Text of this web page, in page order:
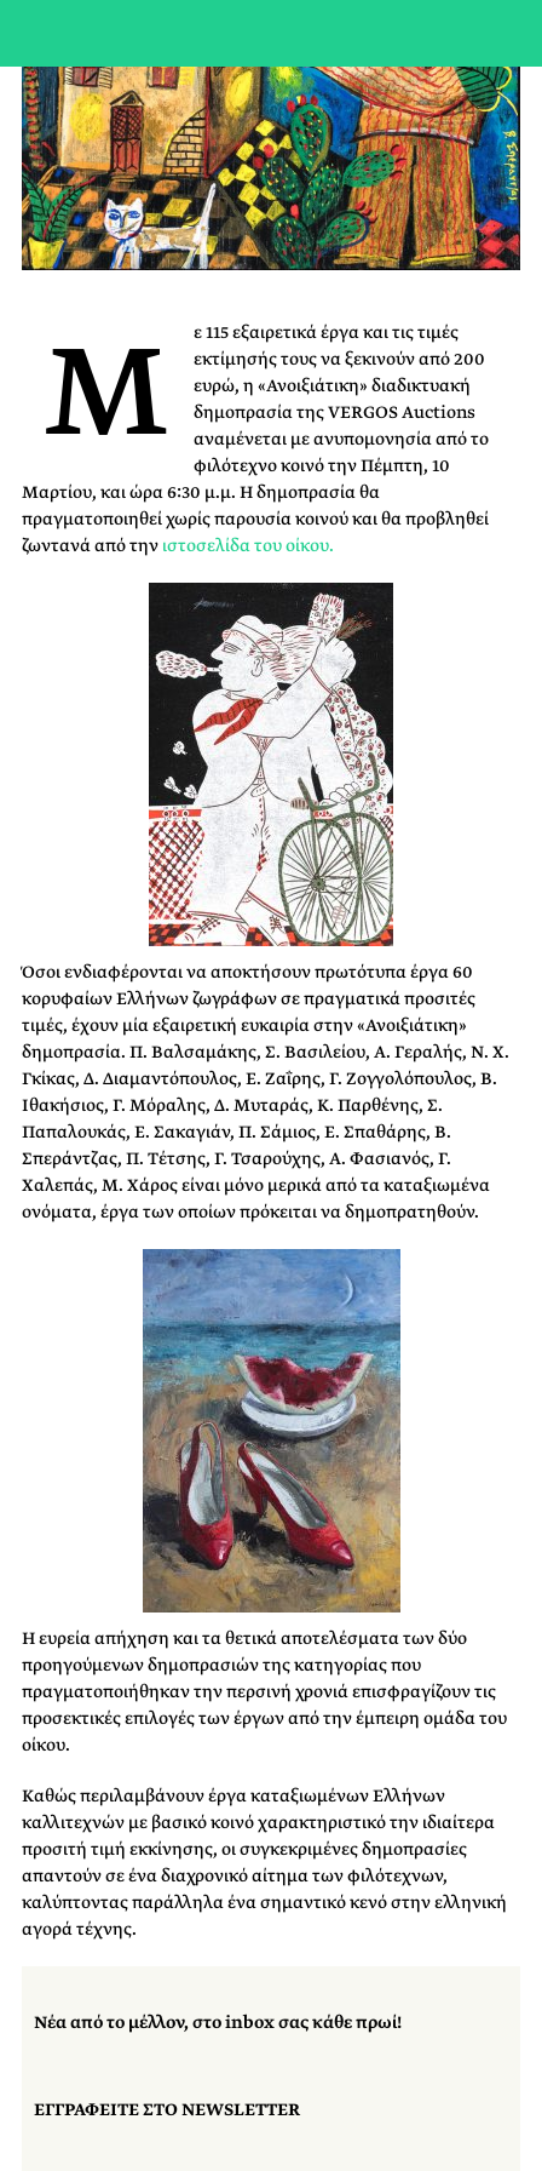
Μ
ε 115 εξαιρετικά έργα και τις τιμές
εκτίμησής τους να ξεκινούν από 200
ευρώ, η «Ανοιξιάτικη» διαδικτυακή
δημοπρασία της VERGOS Auctions
αναμένεται με ανυπομονησία από το
φιλότεχνο κοινό την Πέμπτη, 10
Μαρτίου, και ώρα 6:30 μ.μ. Η δημοπρασία θα
πραγματοποιηθεί χωρίς παρουσία κοινού και θα προβληθεί
ζωντανά από την ιστοσελίδα του οίκου.
Όσοι ενδιαφέρονται να αποκτήσουν πρωτότυπα έργα 60
κορυφαίων Ελλήνων ζωγράφων σε πραγματικά προσιτές
τιμές, έχουν μία εξαιρετική ευκαιρία στην «Ανοιξιάτικη»
δημοπρασία. Π. Βαλσαμάκης, Σ. Βασιλείου, Α. Γεραλής, Ν. Χ.
Γκίκας, Δ. Διαμαντόπουλος, Ε. Ζαΐρης, Γ. Ζογγολόπουλος, Β.
Ιθακήσιος, Γ. Μόραλης, Δ. Μυταράς, Κ. Παρθένης, Σ.
Παπαλουκάς, Ε. Σακαγιάν, Π. Σάμιος, Ε. Σπαθάρης, Β.
Σπεράντζας, Π. Τέτσης, Γ. Τσαρούχης, Α. Φασιανός, Γ.
Χαλεπάς, Μ. Χάρος είναι μόνο μερικά από τα καταξιωμένα
ονόματα, έργα των οποίων πρόκειται να δημοπρατηθούν.
Η ευρεία απήχηση και τα θετικά αποτελέσματα των δύο
προηγούμενων δημοπρασιών της κατηγορίας που
πραγματοποιήθηκαν την περσινή χρονιά επισφραγίζουν τις
προσεκτικές επιλογές των έργων από την έμπειρη ομάδα του
οίκου.
Καθώς περιλαμβάνουν έργα καταξιωμένων Ελλήνων
καλλιτεχνών με βασικό κοινό χαρακτηριστικό την ιδιαίτερα
προσιτή τιμή εκκίνησης, οι συγκεκριμένες δημοπρασίες
απαντούν σε ένα διαχρονικό αίτημα των φιλότεχνων,
καλύπτοντας παράλληλα ένα σημαντικό κενό στην ελληνική
αγορά τέχνης.
Νέα από το μέλλον, στο inbox σας κάθε πρωί!
ΕΓΓΡΑΦΕΙΤΕ ΣΤΟ NEWSLETTER